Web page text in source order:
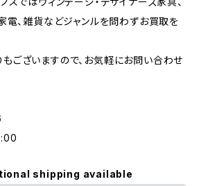
家電、雑貨などジャンルを問わずお買取を
ございますので、お気軽にお問い合わせ
shipping available